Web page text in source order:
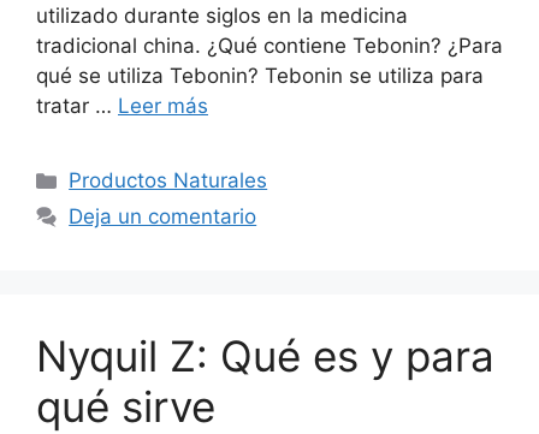
utilizado durante siglos en la medicina
tradicional china. ¿Qué contiene Tebonin? ¿Para
qué se utiliza Tebonin? Tebonin se utiliza para
tratar … Leer más
Categorías
Productos Naturales
Deja un comentario
Nyquil Z: Qué es y para
qué sirve